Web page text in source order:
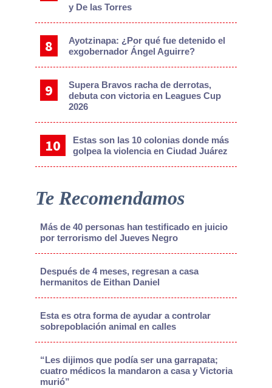
y De las Torres
Ayotzinapa: ¿Por qué fue detenido el
exgobernador Ángel Aguirre?
Supera Bravos racha de derrotas,
debuta con victoria en Leagues Cup
2026
Estas son las 10 colonias donde más
golpea la violencia en Ciudad Juárez
Te Recomendamos
Más de 40 personas han testificado en juicio
por terrorismo del Jueves Negro
Después de 4 meses, regresan a casa
hermanitos de Eithan Daniel
Esta es otra forma de ayudar a controlar
sobrepoblación animal en calles
“Les dijimos que podía ser una garrapata;
cuatro médicos la mandaron a casa y Victoria
murió”